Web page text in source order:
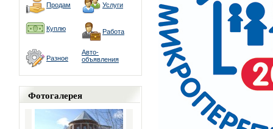
Продам Услуги
Куплю Работа
Разное
Авто-
объявления
Фотогалерея